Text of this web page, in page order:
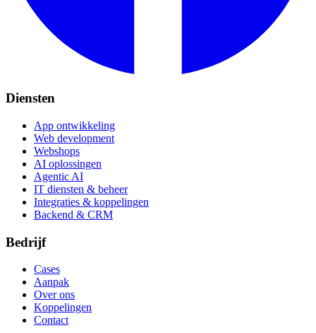
Diensten
App ontwikkeling
Web development
Webshops
AI oplossingen
Agentic AI
IT diensten & beheer
Integraties & koppelingen
Backend & CRM
Bedrijf
Cases
Aanpak
Over ons
Koppelingen
Contact